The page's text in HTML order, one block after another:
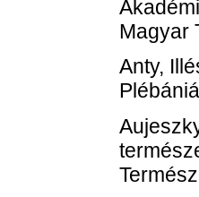
Magyar
Anty,